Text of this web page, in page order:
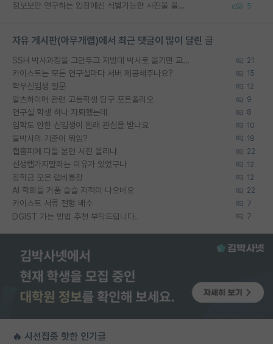
정보보안 연구하는 입장에선 식별가능한 사진을 올리는건 비추이긴함 5
자유 게시판(아무개랩)에서 최근 댓글이 많이 달린 글
SSH 박사과정을 그만두고 지방대 박사로 옮기면 교수의 꿈은 끝일까요? 21
카이스트는 모든 연구실마다 서버 제공해주나요? 15
학부신입생 질문 12
알츠하이머 관련 고등학생 탐구 포트폴리오 9
연구실 학생 하나 자퇴했는데 8
입학도 안한 신입생이 원래 관심을 받나요 10
물박사의 기준이 뭐임? 18
랩홈피에 다들 본인 사진 올리냐 22
신생랩가지말라는 이유가 있었구나 12
장학금 모은 랩비통장 12
AI 학회들 거품 슬슬 지적이 나오네요 22
카이스트 서류 전형 배수 7
DGIST 가는 방법 추천 부탁드립니다. 7
🔥 시선집중 핫한 인기글